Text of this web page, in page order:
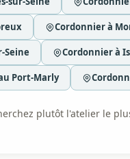
Cordonnier à
Seine Cordonnier à
Port-Marly
plutôt l'atelier le